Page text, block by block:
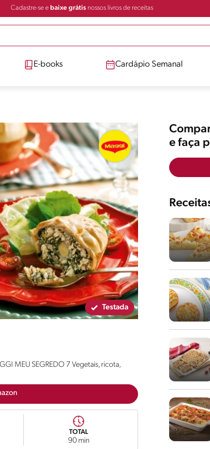
Cadastre-se e baixe grátisnossos livros de receitas
E-books Cardápio Semanal
Testada
MEU SEGREDO 7 Vegetais, ricota,
TOTAL
90 min
e faça